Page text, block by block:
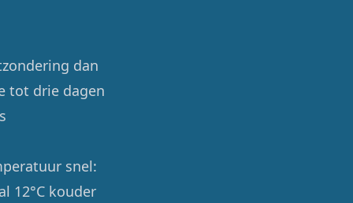
dan
tot drie dagen
snel:
12°C kouder